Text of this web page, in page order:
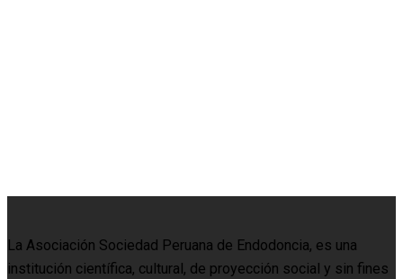
La Asociación Sociedad Peruana de Endodoncia, es una
institución científica, cultural, de proyección social y sin fines